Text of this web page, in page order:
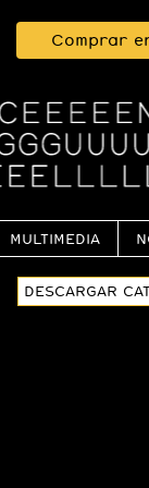
Comprar
MULTIMEDIA
DESCARGAR